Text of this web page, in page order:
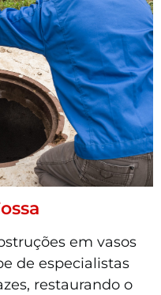
em vasos
de especialistas
restaurando o